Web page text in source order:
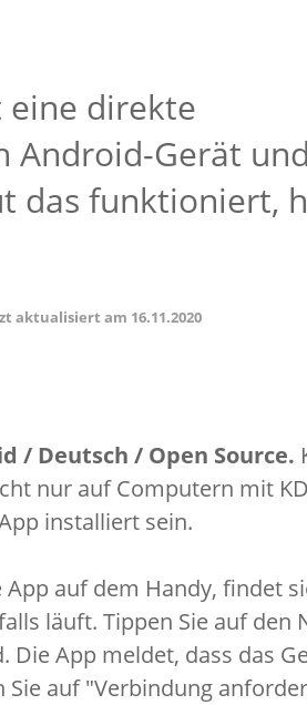
eine direkte
Android-Gerät und
das funktioniert,
aktualisiert am 16.11.2020
/ Deutsch / Open Source.
nur auf Computern mit
installiert sein.
App auf dem Handy, findet
läuft. Tippen Sie auf den
Die App meldet, dass das
Sie auf "Verbindung